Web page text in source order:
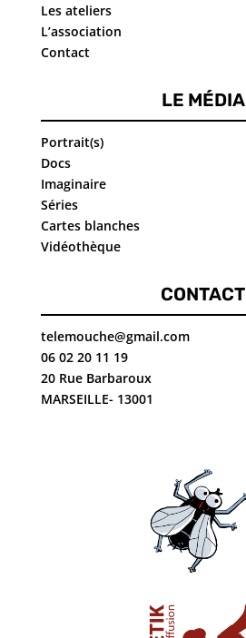
Les ateliers
L’association
Contact
LE MÉDIA
Portrait(s)
Docs
Imaginaire
Séries
Cartes blanches
Vidéothèque
CONTACT
telemouche@gmail.com
06 02 20 11 19
20 Rue Barbaroux
MARSEILLE- 13001